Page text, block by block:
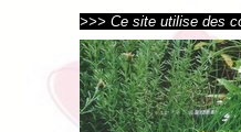
>>> Ce site utilise des